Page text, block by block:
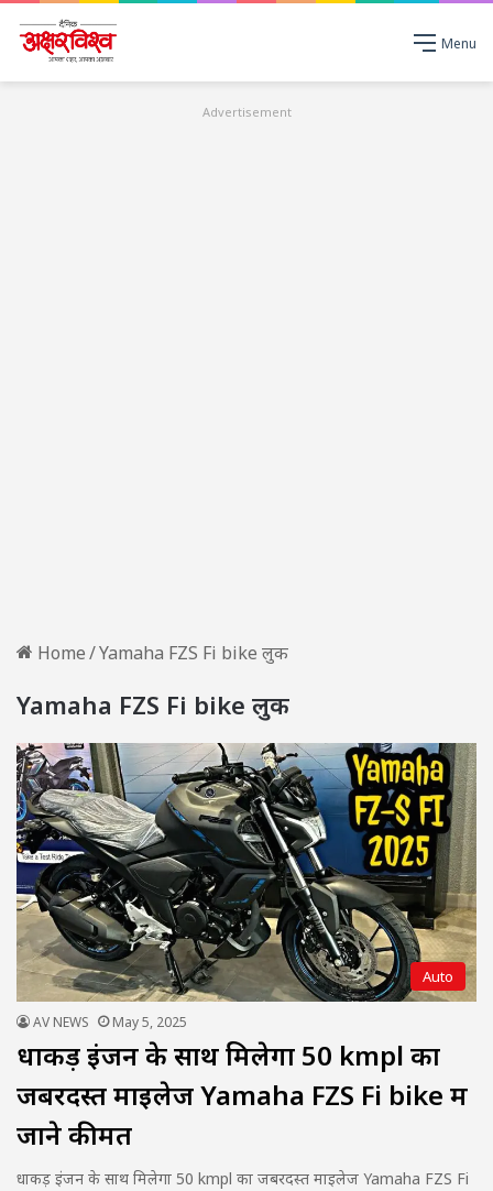
Menu
Advertisement
Home/Yamaha FZS Fi bike लुक
Yamaha FZS Fi bike लुक
Auto
AV NEWS May 5, 2025
धाकड़ इंजन के साथ मिलेगा 50 kmpl का
जबरदस्त माइलेज Yamaha FZS Fi bike में
जाने कीमत
धाकड़ इंजन के साथ मिलेगा 50 kmpl का जबरदस्त माइलेज Yamaha FZS Fi